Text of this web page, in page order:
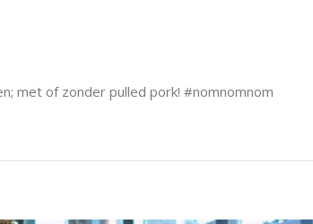
met of zonder pulled pork! #nomnomnom